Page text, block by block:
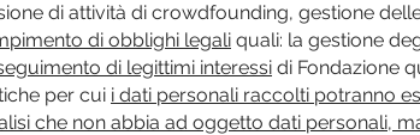
di attività di crowdfounding, gestione
di obblighi legali quali: la gestione
di legittimi interessi di Fondazione
per cui i dati personali raccolti potranno
che non abbia ad oggetto dati personali,